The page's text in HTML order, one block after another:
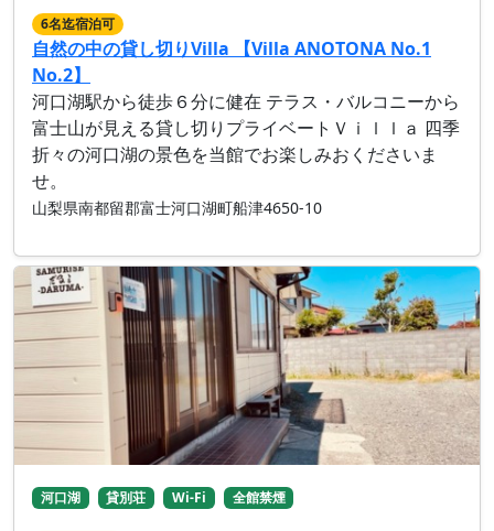
6名迄宿泊可
自然の中の貸し切りVilla 【Villa ANOTONA No.1
No.2】
河口湖駅から徒歩６分に健在 テラス・バルコニーから
富士山が見える貸し切りプライベートＶｉｌｌａ 四季
折々の河口湖の景色を当館でお楽しみおくださいま
せ。
山梨県南都留郡富士河口湖町船津4650-10
河口湖 貸別荘 Wi-Fi 全館禁煙